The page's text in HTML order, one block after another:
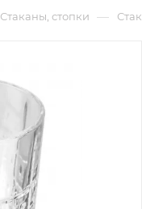
Стаканы, стопки —